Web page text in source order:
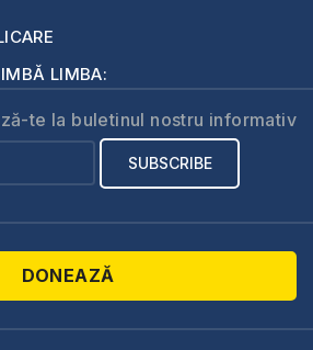
LIMBA:
te la buletinul nostru informativ
DONEAZĂ